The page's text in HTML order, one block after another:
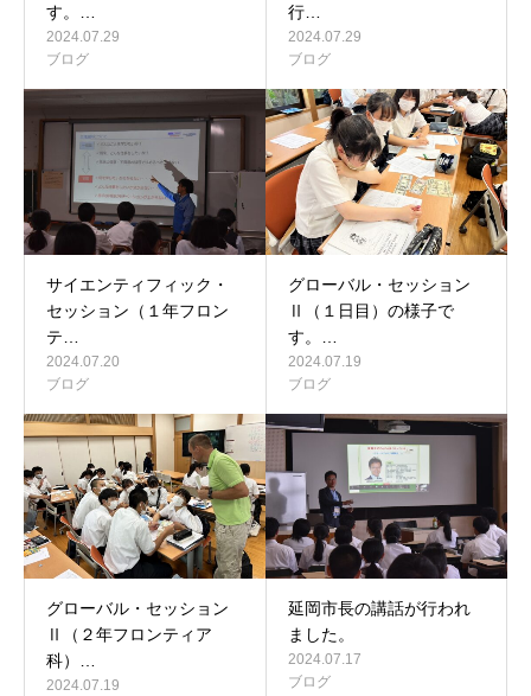
す。…
2024.07.29
ブログ
行…
2024.07.29
ブログ
サイエンティフィック・
セッション（１年フロン
テ…
2024.07.20
ブログ
グローバル・セッション
Ⅱ（１日目）の様子で
す。…
2024.07.19
ブログ
グローバル・セッション
Ⅱ（２年フロンティア
科）…
2024.07.19
延岡市長の講話が行われ
ました。
2024.07.17
ブログ